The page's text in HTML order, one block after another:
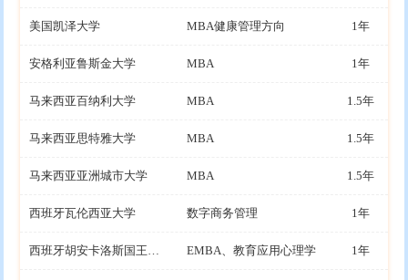
美国凯泽大学 MBA健康管理方向 1年
安格利亚鲁斯金大学 MBA 1年
马来西亚百纳利大学 MBA 1.5年
马来西亚思特雅大学 MBA 1.5年
马来西亚亚洲城市大学 MBA 1.5年
西班牙瓦伦西亚大学 数字商务管理 1年
西班牙胡安卡洛斯国王大学 EMBA、教育应用心理学 1年